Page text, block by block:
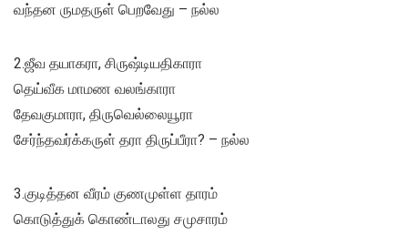
வந்தன ருமதருள் பெறவேது – நல்ல
2.ஜீவ தயாகரா, சிருஷ்டியதிகாரா
தெய்வீக மாமண வலங்காரா
தேவகுமாரா, திருவெல்லையூரா
சேர்ந்தவர்க்கருள் தரா திருப்பீரா? – நல்ல
3.குடித்தன வீரம் குணமுள்ள தாரம்
கொடுத்துக் கொண்டாலது சமுசாரம்